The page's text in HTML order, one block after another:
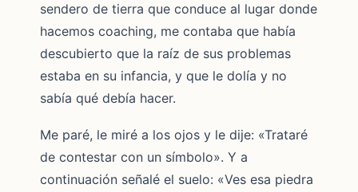
sendero de tierra que conduce al lugar donde
hacemos coaching, me contaba que había
descubierto que la raíz de sus problemas
estaba en su infancia, y que le dolía y no
sabía qué debía hacer.
Me paré, le miré a los ojos y le dije: «Trataré
de contestar con un símbolo». Y a
continuación señalé el suelo: «Ves esa piedra